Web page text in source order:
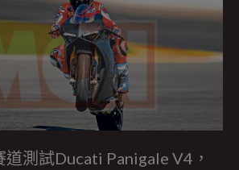
道測試Ducati Panigale V4，